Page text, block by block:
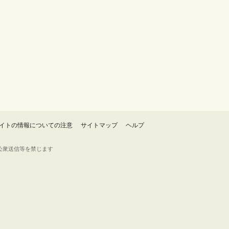
トの情報についての注意 サイトマップ ヘルプ
衆送信等を禁じます